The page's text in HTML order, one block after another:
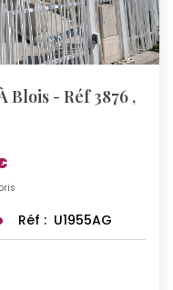
Blois - Réf 3876 ,
Réf : U1955AG